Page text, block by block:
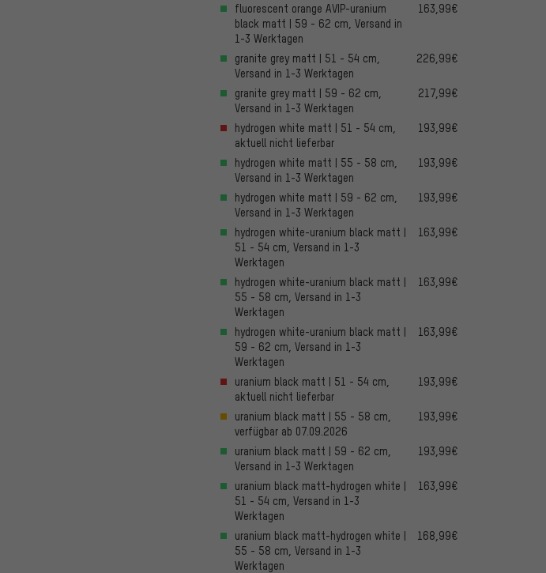
fluorescent orange AVIP-uranium
black matt | 59 - 62 cm, Versand in
1-3 Werktagen
163,99€
granite grey matt | 51 - 54 cm,
Versand in 1-3 Werktagen
226,99€
granite grey matt | 59 - 62 cm,
Versand in 1-3 Werktagen
217,99€
hydrogen white matt | 51 - 54 cm,
aktuell nicht lieferbar
193,99€
hydrogen white matt | 55 - 58 cm,
Versand in 1-3 Werktagen
193,99€
hydrogen white matt | 59 - 62 cm,
Versand in 1-3 Werktagen
193,99€
hydrogen white-uranium black matt |
51 - 54 cm, Versand in 1-3
Werktagen
163,99€
hydrogen white-uranium black matt |
55 - 58 cm, Versand in 1-3
Werktagen
163,99€
hydrogen white-uranium black matt |
59 - 62 cm, Versand in 1-3
Werktagen
163,99€
uranium black matt | 51 - 54 cm,
aktuell nicht lieferbar
193,99€
uranium black matt | 55 - 58 cm,
verfügbar ab 07.09.2026
193,99€
uranium black matt | 59 - 62 cm,
Versand in 1-3 Werktagen
193,99€
uranium black matt-hydrogen white |
51 - 54 cm, Versand in 1-3
Werktagen
163,99€
uranium black matt-hydrogen white |
55 - 58 cm, Versand in 1-3
Werktagen
168,99€